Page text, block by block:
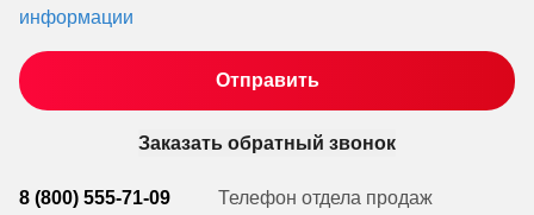
информации
Заказать обратный звонок
8 (800) 555-71-09 Телефон отдела продаж